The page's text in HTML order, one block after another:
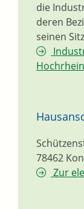
die
deren
seinen
78462
Zur